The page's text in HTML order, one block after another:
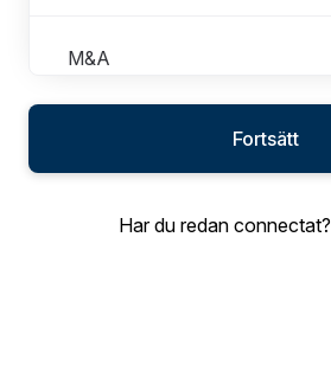
M&A
Fortsätt
Har du redan connectat?